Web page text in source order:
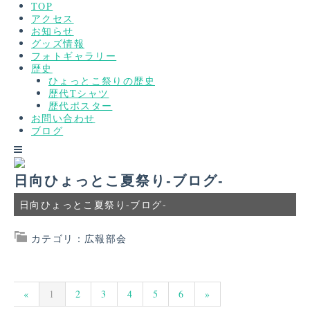
TOP
アクセス
お知らせ
グッズ情報
フォトギャラリー
歴史
ひょっとこ祭りの歴史
歴代Tシャツ
歴代ポスター
お問い合わせ
ブログ
日向ひょっとこ夏祭り-ブログ-
日向ひょっとこ夏祭り-ブログ-
カテゴリ：広報部会
« 1 2 3 4 5 6 »